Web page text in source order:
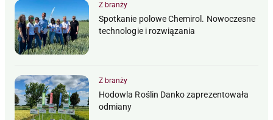
Z branży
Spotkanie polowe Chemirol. Nowoczesne
technologie i rozwiązania
Z branży
Hodowla Roślin Danko zaprezentowała
odmiany